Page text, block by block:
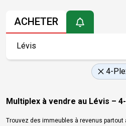
ACHETER
4-
Multiplex à vendre au Lévis –
Trouvez des immeubles à revenus partout